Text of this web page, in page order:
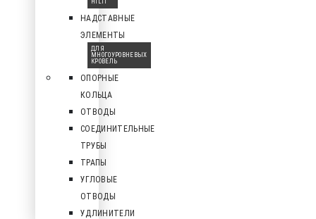
HILTI
НАДСТАВНЫЕ
ЭЛЕМЕНТЫ
ДЛЯ
МНОГОУРОВНЕВЫХ
КРОВЕЛЬ
ОПОРНЫЕ
КОЛЬЦА
ОТВОДЫ
СОЕДИНИТЕЛЬНЫЕ
ТРУБЫ
ТРАПЫ
УГЛОВЫЕ
ОТВОДЫ
УДЛИНИТЕЛИ